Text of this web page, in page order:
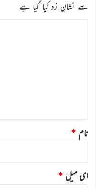
سے نشان زد کیا گیا ہے
نام *
ای میل *